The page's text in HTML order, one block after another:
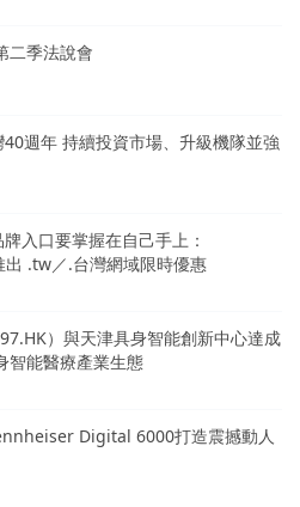
二季法說會
週年 持續投資市場、升級機隊並強
入口要掌握在自己手上：
.tw／.台灣網域限時優惠
）與天津具身智能創新中心達成
智能醫療產業生態
Digital 6000打造震撼動人